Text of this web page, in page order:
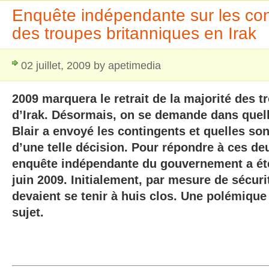
Enquête indépendante sur les
des troupes britanniques en Irak
02 juillet, 2009 by apetimedia
2009 marquera le retrait de la majorité des
d’Irak. Désormais, on se demande dans
Blair a envoyé les contingents et quelles
d’une telle décision. Pour répondre à ces
enquête indépendante du gouvernement a
juin 2009. Initialement, par mesure de
devaient se tenir à huis clos. Une
sujet.